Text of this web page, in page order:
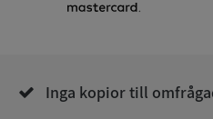
Inga kopior till
__RequestVerificationToken